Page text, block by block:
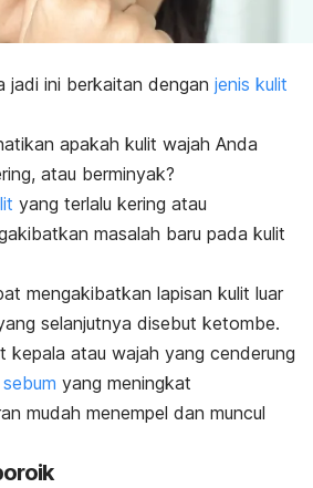
jadi ini berkaitan dengan jenis kulit
apakah kulit wajah Anda
atau berminyak?
yang terlalu kering atau
masalah baru pada kulit
mengakibatkan lapisan kulit luar
selanjutnya disebut ketombe.
kepala atau wajah yang cenderung
sebum yang meningkat
mudah menempel dan muncul